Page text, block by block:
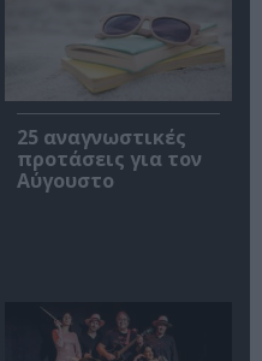
25 αναγνωστικές
προτάσεις για τον
Αύγουστο